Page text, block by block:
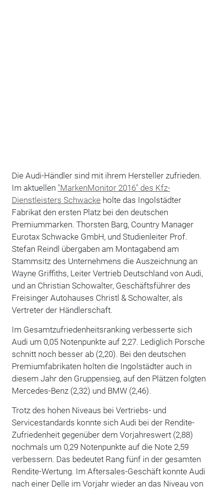
Die Audi-Händler sind mit ihrem Hersteller zufrieden.
Im aktuellen "MarkenMonitor 2016" des Kfz-
Dienstleisters Schwacke holte das Ingolstädter
Fabrikat den ersten Platz bei den deutschen
Premiummarken. Thorsten Barg, Country Manager
Eurotax Schwacke GmbH, und Studienleiter Prof.
Stefan Reindl übergaben am Montagabend am
Stammsitz des Unternehmens die Auszeichnung an
Wayne Griffiths, Leiter Vertrieb Deutschland von Audi,
und an Christian Schowalter, Geschäftsführer des
Freisinger Autohauses Christl & Schowalter, als
Vertreter der Händlerschaft.
Im Gesamtzufriedenheitsranking verbesserte sich
Audi um 0,05 Notenpunkte auf 2,27. Lediglich Porsche
schnitt noch besser ab (2,20). Bei den deutschen
Premiumfabrikaten holten die Ingolstädter auch in
diesem Jahr den Gruppensieg, auf den Plätzen folgten
Mercedes-Benz (2,32) und BMW (2,46).
Trotz des hohen Niveaus bei Vertriebs- und
Servicestandards konnte sich Audi bei der Rendite-
Zufriedenheit gegenüber dem Vorjahreswert (2,88)
nochmals um 0,29 Notenpunkte auf die Note 2,59
verbessern. Das bedeutet Rang fünf in der gesamten
Rendite-Wertung. Im Aftersales-Geschäft konnte Audi
nach einer Delle im Vorjahr wieder an das Niveau von